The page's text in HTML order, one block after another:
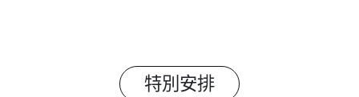
特別安排